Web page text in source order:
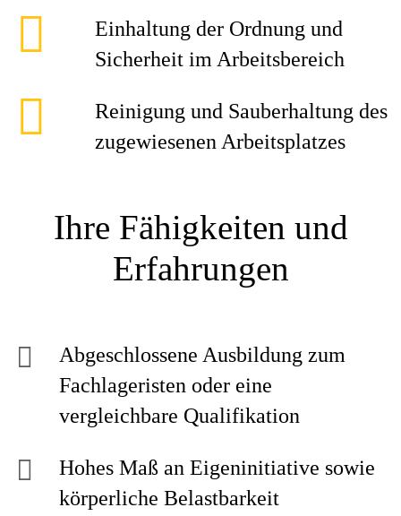
Einhaltung der Ordnung und
Sicherheit im Arbeitsbereich
Reinigung und Sauberhaltung des
zugewiesenen Arbeitsplatzes
Ihre Fähigkeiten und
Erfahrungen
Abgeschlossene Ausbildung zum
Fachlageristen oder eine
vergleichbare Qualifikation
Hohes Maß an Eigeninitiative sowie
körperliche Belastbarkeit